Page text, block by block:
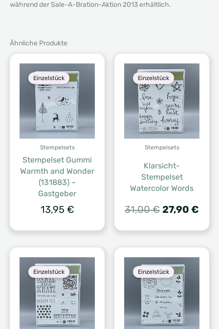
während der Sale-A-Bration-Aktion 2013 erhältlich.
Ähnliche Produkte
Einzelstück
Stempelsets
Stempelset Gummi
Warmth and Wonder
(131883) –
Gastgeber
13,95 €
Einzelstück
Stempelsets
Klarsicht-
Stempelset
Watercolor Words
31,00€
war:
31,00 €
27,90 €
ist:
Einzelstück Einzelstück